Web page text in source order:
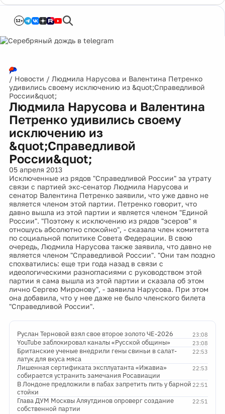
12+
/ Новости / Людмила Нарусова и Валентина Петренко
удивились своему исключению из &quot;Справедливой
России&quot;
Людмила Нарусова и Валентина
Петренко удивились своему
исключению из
&quot;Справедливой
России&quot;
05 апреля 2013
Исключенные из рядов "Справедливой России" за утрату
связи с партией экс-сенатор Людмила Нарусова и
сенатор Валентина Петренко заявили, что уже давно не
является членом этой партии. Петренко говорит, что
давно вышла из этой партии и является членом "Единой
России". "Поэтому к исключению из рядов "эсеров" я
отношусь абсолютно спокойно", - сказала член комитета
по социальной политике Совета Федерации. В свою
очередь, Людмила Нарусова также заявила, что давно не
является членом "Справедливой России". "Они там поздно
спохватились: еще три года назад в связи с
идеологическими разногласиями с руководством этой
партии я сама вышла из этой партии и сказала об этом
лично Сергею Миронову", - заявила Нарусова. При этом
она добавила, что у нее даже не было членского билета
"Справедливой России".
23:08
Руслан Терновой взял свое второе золото ЧЕ-2026
23:08
YouTube заблокировал каналы «Русской общины»
22:53
Британские ученые внедрили гены свиньи в салат-
латук для вкуса мяса
22:53
Лишенная сертификата эксплуатанта «Ижавиа»
собирается устранить замечания Росавиации
22:51
В Лондоне предложили в пабах запретить пить у барной
стойки
22:51
Глава ДУМ Москвы Аляутдинов опроверг создание
собственной партии